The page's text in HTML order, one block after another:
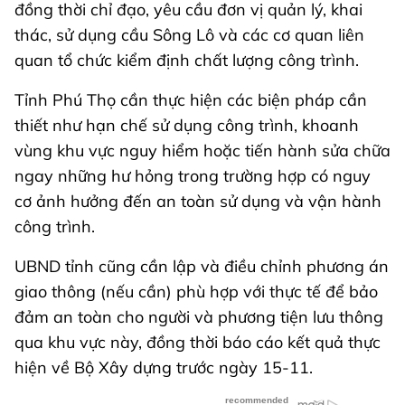
đồng thời chỉ đạo, yêu cầu đơn vị quản lý, khai
thác, sử dụng cầu Sông Lô và các cơ quan liên
quan tổ chức kiểm định chất lượng công trình.
Tỉnh Phú Thọ cần thực hiện các biện pháp cần
thiết như hạn chế sử dụng công trình, khoanh
vùng khu vực nguy hiểm hoặc tiến hành sửa chữa
ngay những hư hỏng trong trường hợp có nguy
cơ ảnh hưởng đến an toàn sử dụng và vận hành
công trình.
UBND tỉnh cũng cần lập và điều chỉnh phương án
giao thông (nếu cần) phù hợp với thực tế để bảo
đảm an toàn cho người và phương tiện lưu thông
qua khu vực này, đồng thời báo cáo kết quả thực
hiện về Bộ Xây dựng trước ngày 15-11.